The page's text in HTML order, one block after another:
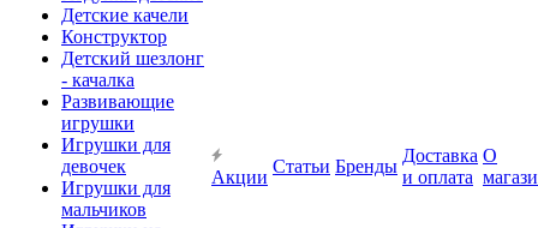
Детские качели
Конструктор
Детский шезлонг
- качалка
Развивающие
игрушки
Игрушки для
девочек
Игрушки для
мальчиков
Акции
Статьи Бренды
Доставка
и оплата
О